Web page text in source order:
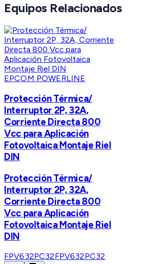
Equipos Relacionados
EPCOM POWERLINE
Protección Térmica/
Interruptor 2P, 32A,
Corriente Directa 800
Vcc para Aplicación
Fotovoltaica Montaje Riel
DIN
Protección Térmica/
Interruptor 2P, 32A,
Corriente Directa 800
Vcc para Aplicación
Fotovoltaica Montaje Riel
DIN
FPV632PC32FPV632PC32